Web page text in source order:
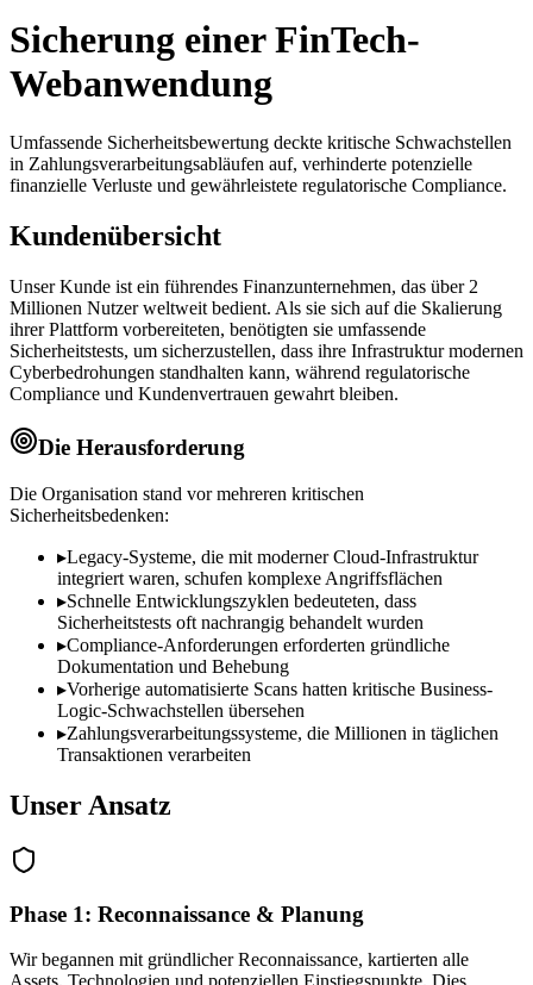
Sicherung einer FinTech-
Webanwendung
Umfassende Sicherheitsbewertung deckte kritische Schwachstellen
in Zahlungsverarbeitungsabläufen auf, verhinderte potenzielle
finanzielle Verluste und gewährleistete regulatorische Compliance.
Kundenübersicht
Unser Kunde ist ein führendes Finanzunternehmen, das über 2
Millionen Nutzer weltweit bedient. Als sie sich auf die Skalierung
ihrer Plattform vorbereiteten, benötigten sie umfassende
Sicherheitstests, um sicherzustellen, dass ihre Infrastruktur modernen
Cyberbedrohungen standhalten kann, während regulatorische
Compliance und Kundenvertrauen gewahrt bleiben.
Die Herausforderung
Die Organisation stand vor mehreren kritischen
Sicherheitsbedenken:
▸Legacy-Systeme, die mit moderner Cloud-Infrastruktur
integriert waren, schufen komplexe Angriffsflächen
▸Schnelle Entwicklungszyklen bedeuteten, dass
Sicherheitstests oft nachrangig behandelt wurden
▸Compliance-Anforderungen erforderten gründliche
Dokumentation und Behebung
▸Vorherige automatisierte Scans hatten kritische Business-
Logic-Schwachstellen übersehen
▸Zahlungsverarbeitungssysteme, die Millionen in täglichen
Transaktionen verarbeiten
Unser Ansatz
Phase 1: Reconnaissance & Planung
Wir begannen mit gründlicher Reconnaissance, kartierten alle